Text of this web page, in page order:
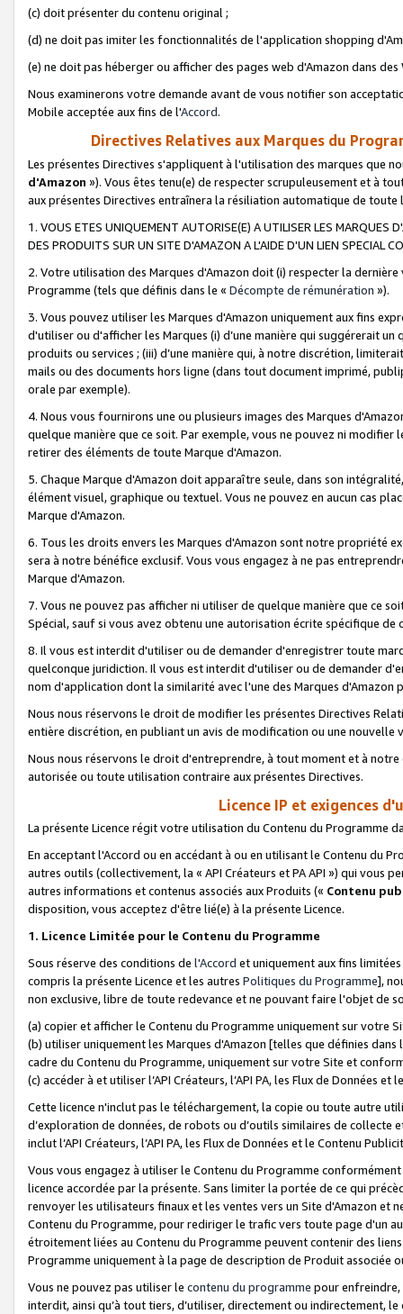
(c) doit présenter du contenu original ;
(d) ne doit pas imiter les fonctionnalités de l'application shopping
(e) ne doit pas héberger ou afficher des pages web d'Amazon dans
Nous examinerons votre demande avant de vous notifier son
Mobile acceptée aux fins de l'Accord.
Directives Relatives aux Marques du
Les présentes Directives s'appliquent à l'utilisation des marques que
d'Amazon »). Vous êtes tenu(e) de respecter scrupuleusement et à
aux présentes Directives entraînera la résiliation automatique de
1. VOUS ETES UNIQUEMENT AUTORISE(E) A UTILISER LES MARQUES
DES PRODUITS SUR UN SITE D'AMAZON A L'AIDE D'UN LIEN SPECIAL
2. Votre utilisation des Marques d'Amazon doit (i) respecter la
Programme (tels que définis dans le « Décompte de rémunération »).
3. Vous pouvez utiliser les Marques d'Amazon uniquement aux fins
d'utiliser ou d'afficher les Marques (i) d’une manière qui suggérerait
produits ou services ; (iii) d’une manière qui, à notre discrétion,
mails ou des documents hors ligne (dans tout document imprimé,
orale par exemple).
4. Nous vous fournirons une ou plusieurs images des Marques
quelque manière que ce soit. Par exemple, vous ne pouvez ni
retirer des éléments de toute Marque d'Amazon.
5. Chaque Marque d'Amazon doit apparaître seule, dans son
élément visuel, graphique ou textuel. Vous ne pouvez en aucun cas
Marque d'Amazon.
6. Tous les droits envers les Marques d'Amazon sont notre propriété
sera à notre bénéfice exclusif. Vous vous engagez à ne pas
Marque d'Amazon.
7. Vous ne pouvez pas afficher ni utiliser de quelque manière que ce
Spécial, sauf si vous avez obtenu une autorisation écrite spécifique de
8. Il vous est interdit d'utiliser ou de demander d'enregistrer toute
quelconque juridiction. Il vous est interdit d'utiliser ou de demander
nom d'application dont la similarité avec l'une des Marques
Nous nous réservons le droit de modifier les présentes Directives
entière discrétion, en publiant un avis de modification ou une nouvelle
Nous nous réservons le droit d'entreprendre, à tout moment et à
autorisée ou toute utilisation contraire aux présentes Directives.
Licence IP et exigences
La présente Licence régit votre utilisation du Contenu du Programme
En acceptant l'Accord ou en accédant à ou en utilisant le Contenu du
autres outils (collectivement, la « API Créateurs et PA API ») qui vous
autres informations et contenus associés aux Produits (« Contenu
disposition, vous acceptez d'être lié(e) à la présente Licence.
1. Licence Limitée pour le Contenu du Programme
Sous réserve des conditions de l'Accord et uniquement aux fins
compris la présente Licence et les autres Politiques du Programme],
non exclusive, libre de toute redevance et ne pouvant faire l'objet de
(a) copier et afficher le Contenu du Programme uniquement sur votre
(b) utiliser uniquement les Marques d'Amazon [telles que définies dans
cadre du Contenu du Programme, uniquement sur votre Site et
(c) accéder à et utiliser l’API Créateurs, l’API PA, les Flux de Données
Cette licence n'inclut pas le téléchargement, la copie ou toute autre
d’exploration de données, de robots ou d’outils similaires de
inclut l’API Créateurs, l’API PA, les Flux de Données et le Contenu
Vous vous engagez à utiliser le Contenu du Programme
licence accordée par la présente. Sans limiter la portée de ce qui
renvoyer les utilisateurs finaux et les ventes vers un Site d'Amazon et
Contenu du Programme, pour rediriger le trafic vers toute page d'un
étroitement liées au Contenu du Programme peuvent contenir des
Programme uniquement à la page de description de Produit associée
Vous ne pouvez pas utiliser le contenu du programme pour
interdit, ainsi qu’à tout tiers, d’utiliser, directement ou indirectement,